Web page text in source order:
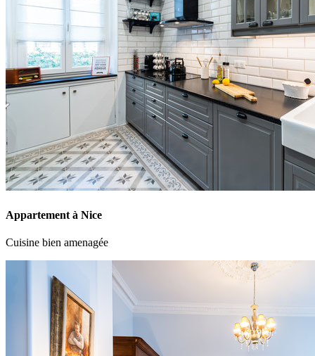
Appartement à Nice
Cuisine bien amenagée